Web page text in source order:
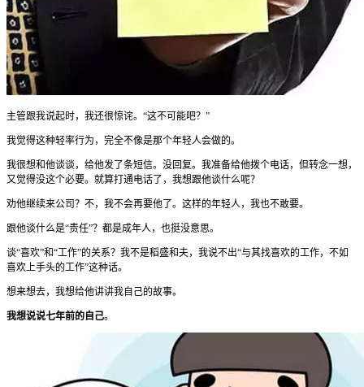
主管跟我说起时，我还很惊诧。“这不可能吧？”
我觉得这种轻率行为，完全不像是那个年轻人会做的。
我很想和他谈谈，给他发了条短信。没回复。我准备给他拨个电话，但转念一想，
又觉得没这个必要。就算打通电话了，我想跟他谈什么呢？
劝他继续来公司？不，我不会再要他了。这样的年轻人，我也不敢要。
跟他谈什么是“责任”？都是成年人，也挺没意思。
谈“喜欢”和“工作”的关系？我不是稻盛和夫，我说不出“与其找喜欢的工作，不如
喜欢上手头的工作”这种话。
想来想去，我想给他讲讲我自己的故事。
我想说说七年前的自己。